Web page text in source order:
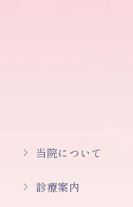
当院について
診療案内